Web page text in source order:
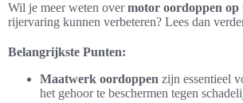
Wil je meer weten overmotor oordoppen op
rijervaring kunnen verbeteren? Lees dan
Belangrijkste Punten:
Maatwerk oordoppen zijn essentieel
het gehoor te beschermen tegen